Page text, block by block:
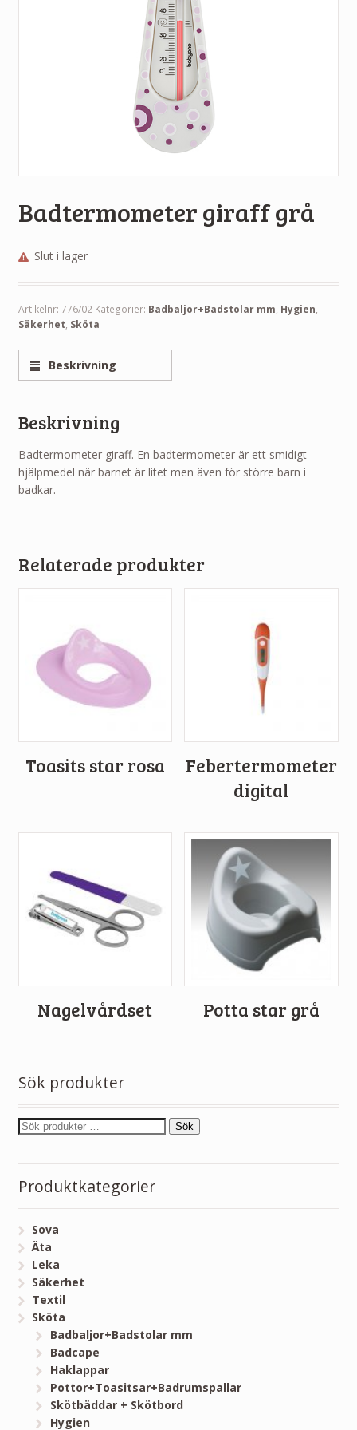
Badtermometer giraff grå
Slut i lager
Artikelnr: 776/02 Kategorier: Badbaljor+Badstolar mm, Hygien,
Säkerhet, Sköta
Beskrivning
Beskrivning
Badtermometer giraff. En badtermometer är ett smidigt
hjälpmedel när barnet är litet men även för större barn i
badkar.
Relaterade produkter
Toasits star rosa
Febertermometer
digital
Nagelvårdset Potta star grå
Sök produkter
Sök
Produktkategorier
Sova
Äta
Leka
Säkerhet
Textil
Sköta
Badbaljor+Badstolar mm
Badcape
Haklappar
Pottor+Toasitsar+Badrumspallar
Skötbäddar + Skötbord
Hygien